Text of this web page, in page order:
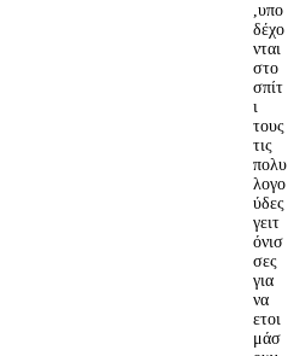
,υπο
δέχο
νται
στο
σπίτ
ι
τους
τις
πολυ
λογο
ύδες
γειτ
όνισ
σες
για
να
ετοι
μάσ